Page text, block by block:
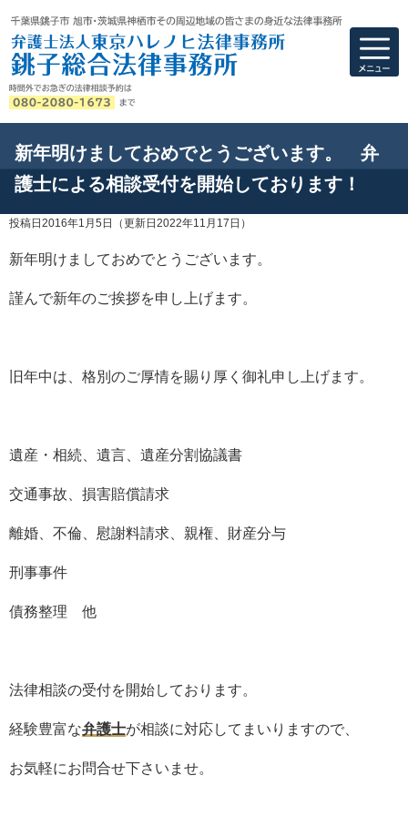
弁護士法人東京
新年明けましておめでとうございます。 弁
護士による相談受付を開始しております！
投稿日2016年1月5日 （更新日2022年11月17日）
新年明けましておめでとうございます。
謹んで新年のご挨拶を申し上げます。
旧年中は、格別のご厚情を賜り厚く御礼申し上げます。
遺産・相続、遺言、遺産分割協議書
交通事故、損害賠償請求
離婚、不倫、慰謝料請求、親権、財産分与
刑事事件
債務整理 他
法律相談の受付を開始しております。
経験豊富な弁護士が相談に対応してまいりますので、
お気軽にお問合せ下さいませ。